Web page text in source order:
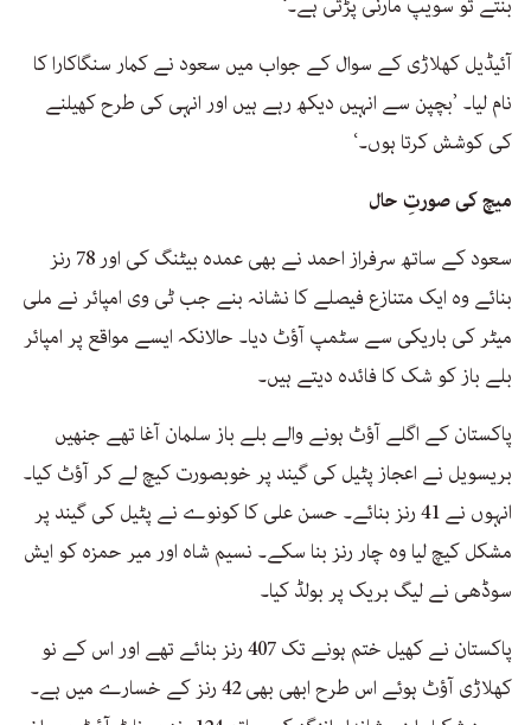
آئیڈیل کھلاڑی کے سوال کے جواب میں سعود نے کمار سنگاکارا کا
نام لیا۔ ’بچپن سے انہیں دیکھ رہے ہیں اور انہی کی طرح کھیلنے
کی کوشش کرتا ہوں۔‘
میچ کی صورتِ حال
سعود کے ساتھ سرفراز احمد نے بھی عمدہ بیٹنگ کی اور 78 رنز
بنائے وہ ایک متنازع فیصلے کا نشانہ بنے جب ٹی وی امپائر نے ملی
میٹر کی باریکی سے سٹمپ آؤٹ دیا۔ حالانکہ ایسے مواقع پر امپائر
بلے باز کو شک کا فائدہ دیتے ہیں۔
پاکستان کے اگلے آؤٹ ہونے والے بلے باز سلمان آغا تھے جنھیں
بریسویل نے اعجاز پٹیل کی گیند پر خوبصورت کیچ لے کر آؤٹ کیا۔
انہوں نے 41 رنز بنائے۔ حسن علی کا کونوے نے پٹیل کی گیند پر
مشکل کیچ لیا وہ چار رنز بنا سکے۔ نسیم شاہ اور میر حمزہ کو ایش
سوڈھی نے لیگ بریک پر بولڈ کیا۔
پاکستان نے کھیل ختم ہونے تک 407 رنز بنائے تھے اور اس کے نو
کھلاڑی آؤٹ ہوئے اس طرح ابھی بھی 42 رنز کے خسارے میں ہے۔